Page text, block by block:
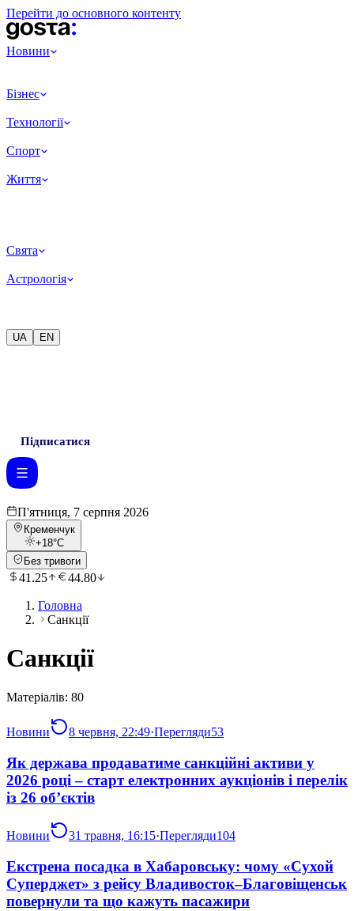
Перейти до основного контенту
Новини
Бізнес
Технології
Спорт
Життя
Свята
Астрологія
UA EN
Підписатися
П'ятниця, 7 серпня 2026
Кременчук
+18°C
Без тривоги
41.25 44.80
Головна
Санкції
Санкції
Матеріалів: 80
Новини 8 червня, 22:49·Перегляди53
Як держава продаватиме санкційні активи у
2026 році – старт електронних аукціонів і перелік
із 26 об’єктів
Новини 31 травня, 16:15·Перегляди104
Екстрена посадка в Хабаровську: чому «Сухой
Суперджет» з рейсу Владивосток–Благовіщенськ
повернули та що кажуть пасажири